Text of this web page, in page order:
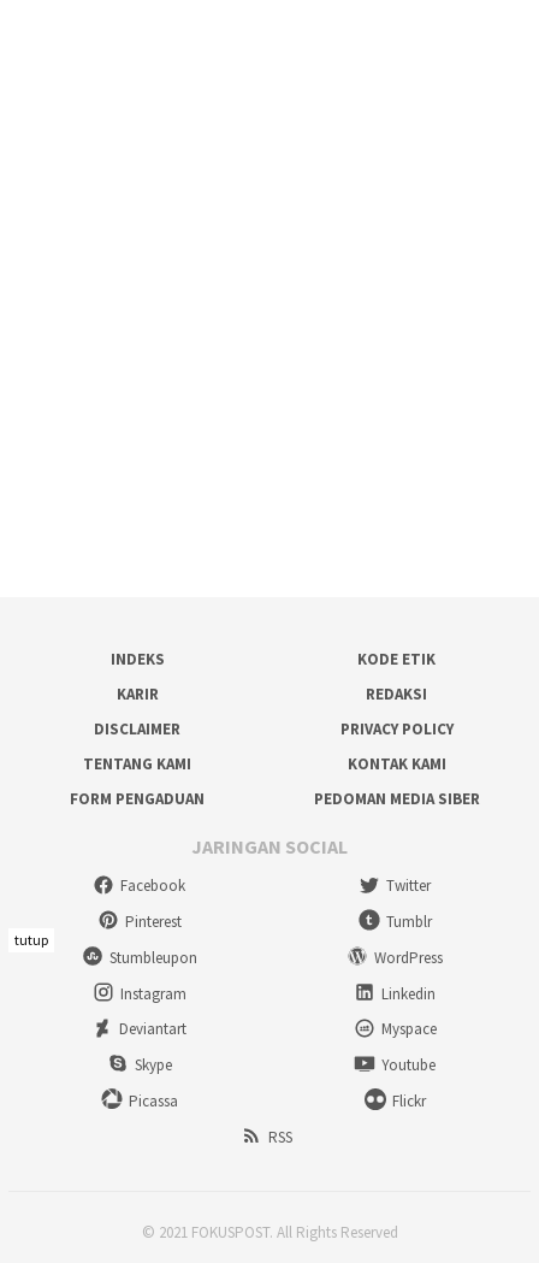
INDEKS
KODE ETIK
KARIR
REDAKSI
DISCLAIMER
PRIVACY POLICY
TENTANG KAMI
KONTAK KAMI
FORM PENGADUAN
PEDOMAN MEDIA SIBER
JARINGAN SOCIAL
Facebook
Twitter
Pinterest
Tumblr
Stumbleupon
WordPress
Instagram
Linkedin
Deviantart
Myspace
Skype
Youtube
Picassa
Flickr
RSS
© 2021 FOKUSPOST. All Rights Reserved
tutup